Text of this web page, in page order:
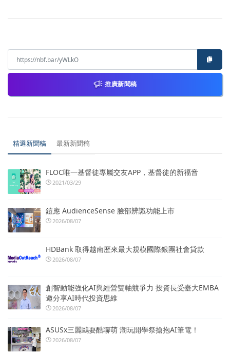
推廣新聞稿
精選新聞稿 最新新聞稿
FLOC唯一基督徒專屬交友APP，基督徒的新福音
2021/03/29
鎧應 AudienceSense 臉部辨識功能上市
2026/08/07
HDBank 取得越南歷來最大規模國際銀團社會貸款
2026/08/07
創智動能強化AI與經營雙軸競爭力 投資長受臺大EMBA
邀分享AI時代投資思維
2026/08/07
ASUSx三麗鷗耍酷聯萌 潮玩開學祭搶抱AI筆電！
2026/08/07